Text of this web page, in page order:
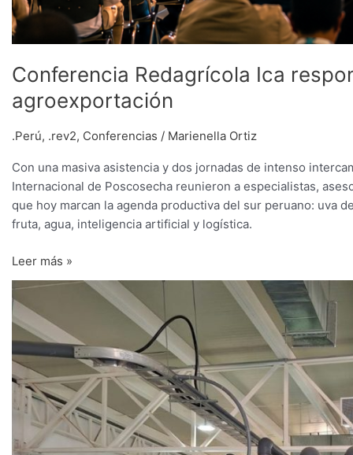
Conferencia Redagrícola Ica
agroexportación
.Perú, .rev2, Conferencias / Marienella Ortiz
Con una masiva asistencia y dos jornadas de intenso
Internacional de Poscosecha reunieron a especialistas,
que hoy marcan la agenda productiva del sur peruano: uva
fruta, agua, inteligencia artificial y logística.
Leer más »
Ósmosis
inversa:
El
puente
entre
el
agua
mar